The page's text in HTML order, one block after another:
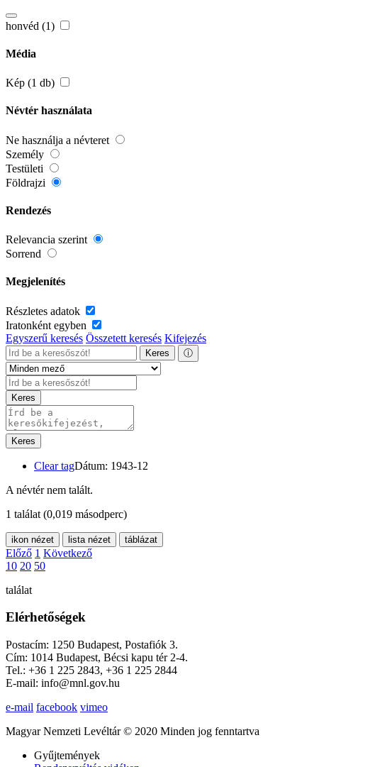
honvéd (1)
Média
Kép (1 db)
Névtér használata
Ne használja a névteret
Személy
Testületi
Földrajzi
Rendezés
Relevancia szerint
Sorrend
Megjelenítés
Részletes adatok
Iratonként egyben
Egyszerű keresés Összetett keresés Kifejezés
Keres ⓘ
Keres
Keres
Clear tagDátum: 1943-12
A névtér nem talált.
1 találat (0,019 másodperc)
ikon nézet lista nézet táblázat
Előző 1 Következő
10 20 50
találat
Elérhetőségek
Postacím: 1250 Budapest, Postafiók 3.
Cím: 1014 Budapest, Bécsi kapu tér 2-4.
Tel.: +36 1 225 2843, +36 1 225 2844
E-mail: info@mnl.gov.hu
e-mail facebook vimeo
Magyar Nemzeti Levéltár © 2020 Minden jog fenntartva
Gyűjtemények